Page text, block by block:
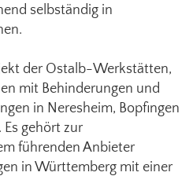
selbständig in
der Ostalb-Werkstätten,
mit Behinderungen und
in Neresheim, Bopfingen
gehört zur
führenden Anbieter
in Württemberg mit einer